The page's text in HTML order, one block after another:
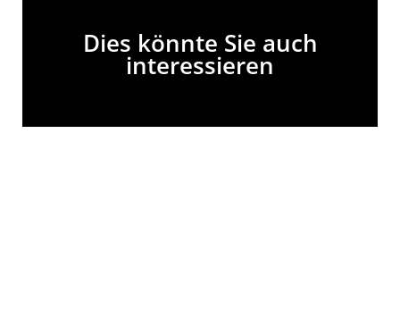
Dies könnte Sie auch
interessieren